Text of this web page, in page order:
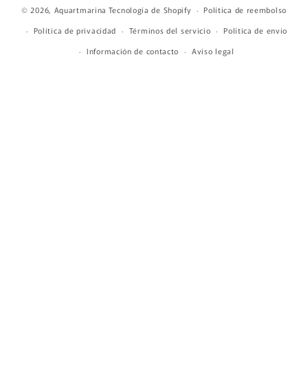
© 2026, Aquartmarina Tecnología de Shopify
Política de reembolso
Política de privacidad
Términos del servicio
Política de envío
Información de contacto
Aviso legal